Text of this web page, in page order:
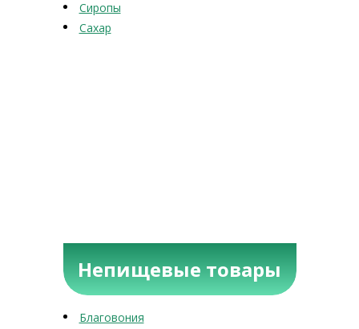
Сиропы
Сахар
Непищевые товары
Благовония